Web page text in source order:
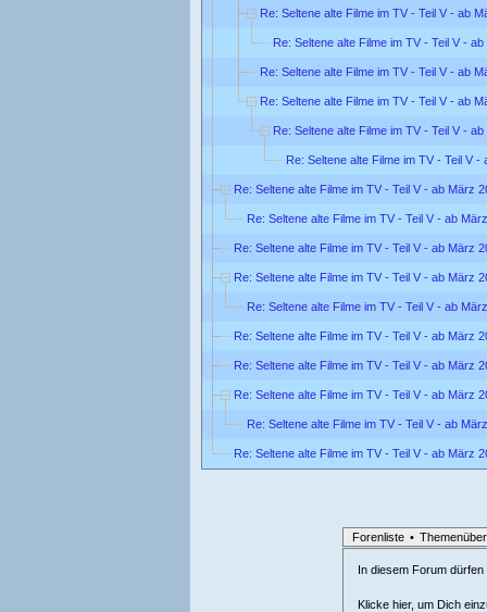
Re: Seltene alte Filme im TV - Teil V - ab
Re: Seltene alte Filme im TV - Teil V -
Re: Seltene alte Filme im TV - Teil V - ab
Re: Seltene alte Filme im TV - Teil V - ab
Re: Seltene alte Filme im TV - Teil V -
Re: Seltene alte Filme im TV - Teil V -
Re: Seltene alte Filme im TV - Teil V - ab März
Re: Seltene alte Filme im TV - Teil V - ab
Re: Seltene alte Filme im TV - Teil V - ab März
Re: Seltene alte Filme im TV - Teil V - ab März
Re: Seltene alte Filme im TV - Teil V - ab
Re: Seltene alte Filme im TV - Teil V - ab März
Re: Seltene alte Filme im TV - Teil V - ab März
Re: Seltene alte Filme im TV - Teil V - ab März
Re: Seltene alte Filme im TV - Teil V - ab
Re: Seltene alte Filme im TV - Teil V - ab März
Forenliste •
In diesem Forum
Klicke hier, um Dich